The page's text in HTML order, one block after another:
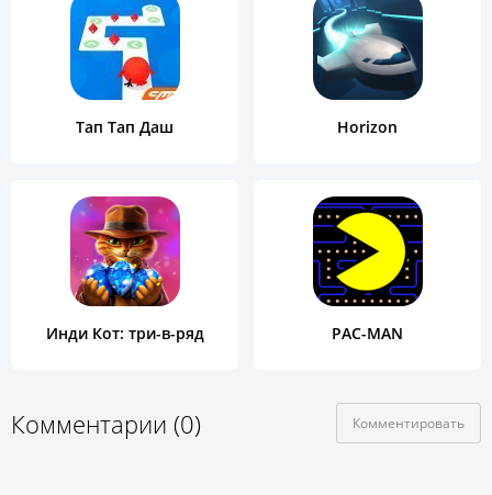
Тап Тап Даш Horizon
Инди Кот: три-в-ряд PAC-MAN
Комментарии (0) Комментировать